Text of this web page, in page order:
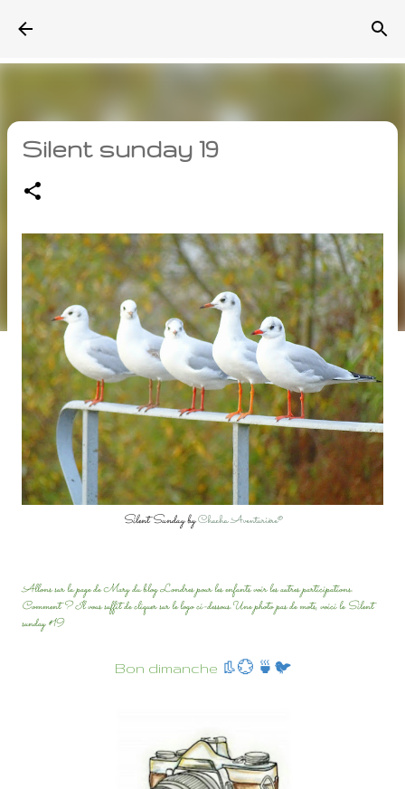
Silent sunday 19
Silent Sunday byChacha Aventurière®
Allons sur la page de Mary du blog Londres pour les enfants voir les autres participations.
Comment ? Il vous suffit de cliquer sur le logo ci-dessous.Une photo pas de mots, voici le Silent
sunday #19
Bon dimanche 👢💮 🍵🐦